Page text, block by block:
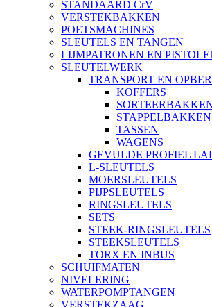
STANDAARD CrV
VERSTEKBAKKEN
POETSMACHINES
SLEUTELS EN TANGEN
LIJMPATRONEN EN
SLEUTELWERK
TRANSPORT EN
KOFFERS
STAPPELBAKKEN
TASSEN
WAGENS
GEVULDE PROFIEL
L-SLEUTELS
MOERSLEUTELS
PIJPSLEUTELS
RINGSLEUTELS
SETS
STEEK-RINGSLEUTELS
STEEKSLEUTELS
TORX EN INBUS
SCHUIFMATEN
NIVELERING
WATERPOMPTANGEN
VERSTEKZAAG